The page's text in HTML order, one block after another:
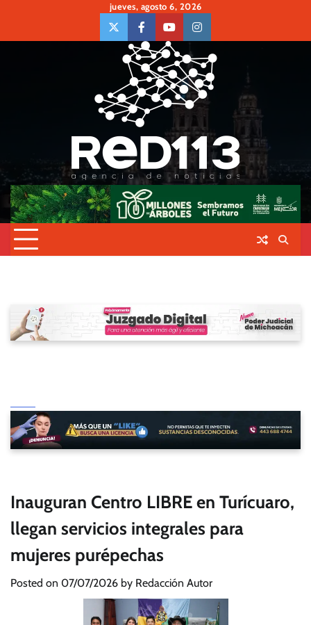
content
jueves, agosto 6, 2026
twiter Face Youtubeinsta
Inauguran Centro LIBRE en Turícuaro,
llegan servicios integrales para
mujeres purépechas
Posted on 07/07/2026 by Redacción Autor